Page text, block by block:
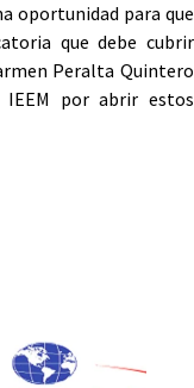
oportunidad para que
que debe cubrir
Peralta Quintero
por abrir estos